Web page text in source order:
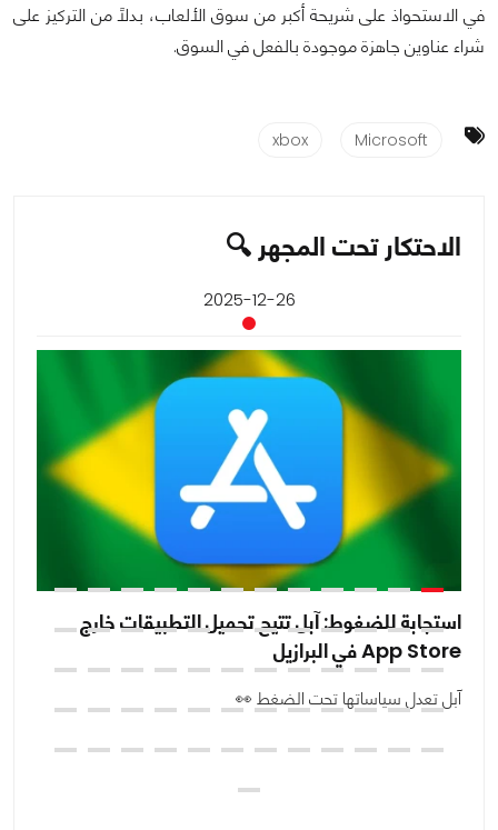
في الاستحواذ على شريحة أكبر من سوق الألعاب، بدلًا من التركيز على
شراء عناوين جاهزة موجودة بالفعل في السوق.
Microsoft
xbox
الاحتكار تحت المجهر 🔍
2025-12-26
استجابة للضغوط: آبل تتيح تحميل التطبيقات خارج
App Store في البرازيل
آبل تعدل سياساتها تحت الضغط 👀